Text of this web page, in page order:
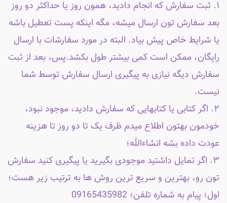
۱. ثبت سفارش که انجام دادید، همون روز یا حداکثر دو روز
بعد سفارش تون ارسال میشه، مگه اینکه پست تعطیل باشه
یا شرایط خاص پیش بیاد. البته در مورد سفارشات با ارسال
رایگان، ممکن است کمی بیشتر طول بکشد.پس، بعد از ثبت
سفارش دیگه نیازی به پیگیری ارسال سفارش توسط شما
نیست.
۲. اگر کتابی یا کتابهایی که سفارش دادید، موجود نبود،
خودمون بهتون اطلاع میدم ظرف یک تا دو روز تا هزینه
عودت داده بشه انشاءالله؛
۳. اگر تمایل داشتید موجودی بگیرید یا پیگیری کنید سفارش
تون رو، بهترین و سریع ترین روش ها به ترتیب زیر هست؛
اول؛ پیام به شماره تلفن؛ 09165435982